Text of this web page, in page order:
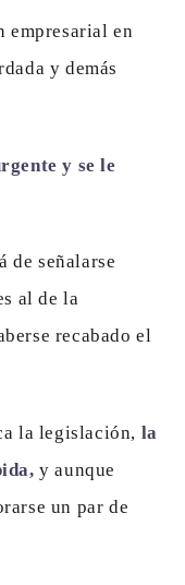
en
y demás
y se le
de señalarse
al de la
recabado el
la legislación, la
y aunque
un par de